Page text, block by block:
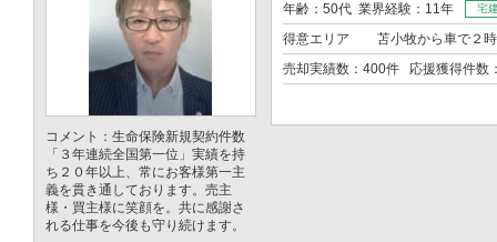
コメント：生命保険新規契約件数
「３年連続全国第一位」実績を持
ち２０年以上、常にお客様第一主
義を貫き通しております。売主
様・買主様に笑顔を。共に感謝さ
れる仕事を今後も守り続けます。
年齢：50代 業界経験：11年
宅
得意エリア
苫小牧から車で２
売却実績数：400件 応援獲得件数